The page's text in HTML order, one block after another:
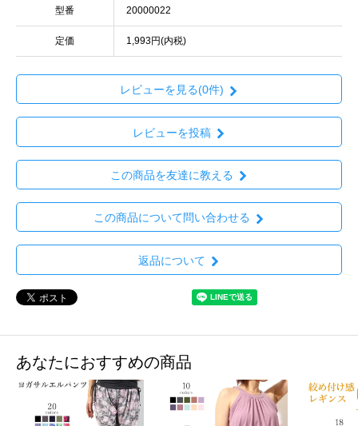
型番 20000022
定価 1,993円(内税)
レビューを見る(0件)
レビューを投稿
この商品を友達に教える
この商品について問い合わせる
返品について
あなたにおすすめの商品